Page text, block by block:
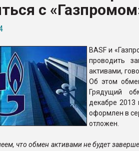
ПЭТ
ФОРУМ
с
BASF и
проводить
активами,
Об этом
Грядущий
декабре 2013
оформлен в
отложен.
что обмен активами не будет